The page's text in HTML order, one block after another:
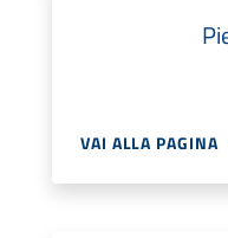
VAI ALLA PAGINA